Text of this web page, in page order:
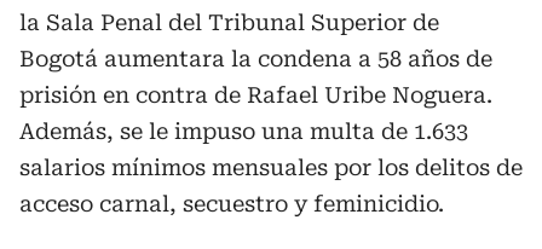
la Sala Penal del Tribunal Superior de
Bogotá aumentara la condena a 58 años de
prisión en contra de Rafael Uribe Noguera.
Además, se le impuso una multa de 1.633
salarios mínimos mensuales por los delitos de
acceso carnal, secuestro y feminicidio.